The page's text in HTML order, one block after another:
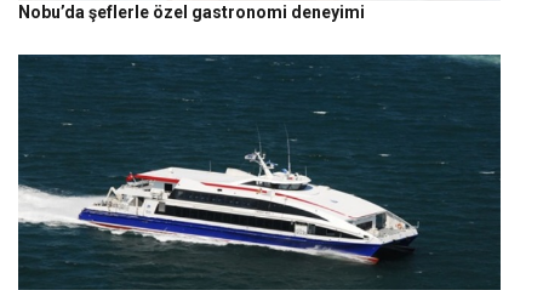
Nobu’da şeflerle özel gastronomi deneyimi